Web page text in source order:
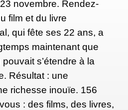
novembre. Rendez-
film et du livre
qui fête ses 22 ans, a
maintenant que
s’étendre à la
Résultat : une
richesse inouïe. 156
: des films, des livres,